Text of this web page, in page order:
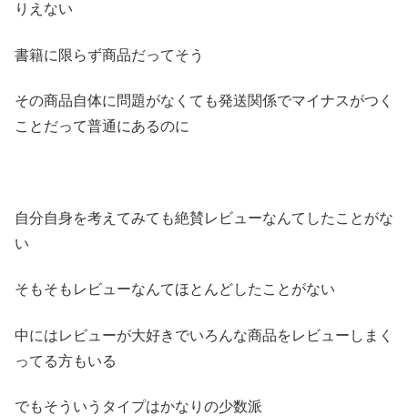
りえない
書籍に限らず商品だってそう
その商品自体に問題がなくても発送関係でマイナスがつく
ことだって普通にあるのに
自分自身を考えてみても絶賛レビューなんてしたことがな
い
そもそもレビューなんてほとんどしたことがない
中にはレビューが大好きでいろんな商品をレビューしまく
ってる方もいる
でもそういうタイプはかなりの少数派